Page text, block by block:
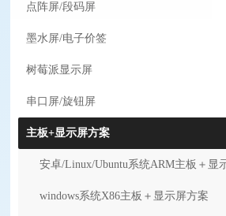
点阵屏/段码屏
墨水屏/电子价签
树莓派显示屏
串口屏/旋钮屏
主板+显示屏方案
安卓/Linux/Ubuntu系统ARM主板＋显
windows系统X86主板＋显示屏方案